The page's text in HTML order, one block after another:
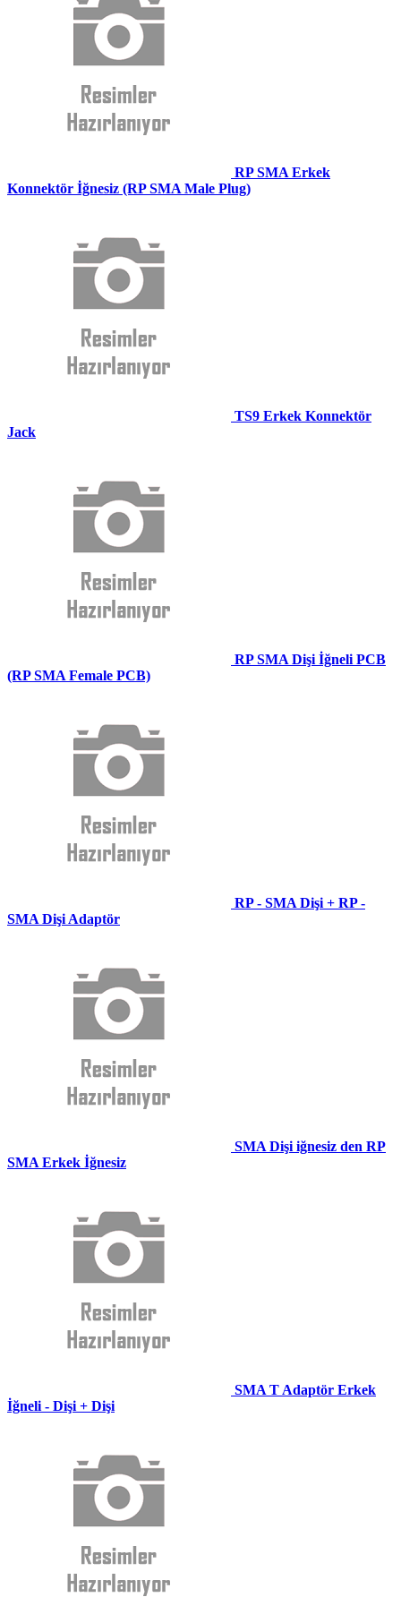
RP SMA Erkek
Konnektör İğnesiz (RP SMA Male Plug)
TS9 Erkek Konnektör
Jack
RP SMA Dişi İğneli PCB
(RP SMA Female PCB)
RP - SMA Dişi + RP -
SMA Dişi Adaptör
SMA Dişi iğnesiz den RP
SMA Erkek İğnesiz
SMA T Adaptör Erkek
İğneli - Dişi + Dişi